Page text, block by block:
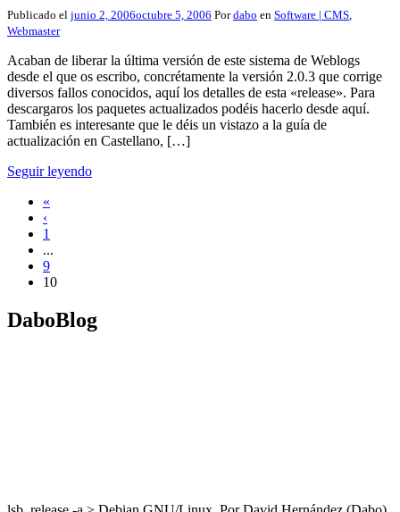
Publicado el junio 2, 2006octubre 5, 2006 Pordabo en Software | CMS,
Webmaster
Acaban de liberar la última versión de este sistema de Weblogs
desde el que os escribo, concrétamente la versión 2.0.3 que corrige
diversos fallos conocidos, aquí los detalles de esta «release». Para
descargaros los paquetes actualizados podéis hacerlo desde aquí.
También es interesante que le déis un vistazo a la guía de
actualización en Castellano, […]
Seguir leyendo
«
‹
1
...
9
10
DaboBlog